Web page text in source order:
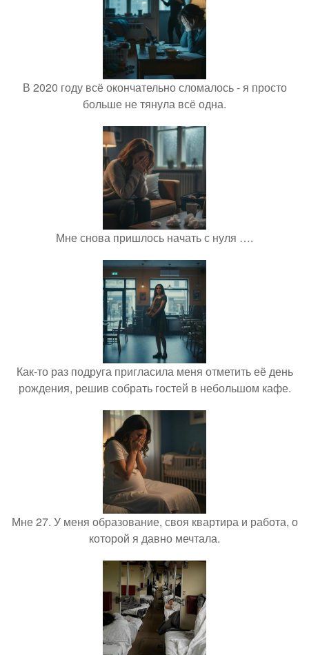
В 2020 году всё окончательно сломалось - я просто
больше не тянула всё одна.
Мне снова пришлось начать с нуля ….
Как-то раз подруга пригласила меня отметить её день
рождения, решив собрать гостей в небольшом кафе.
Мне 27. У меня образование, своя квартира и работа, о
которой я давно мечтала.